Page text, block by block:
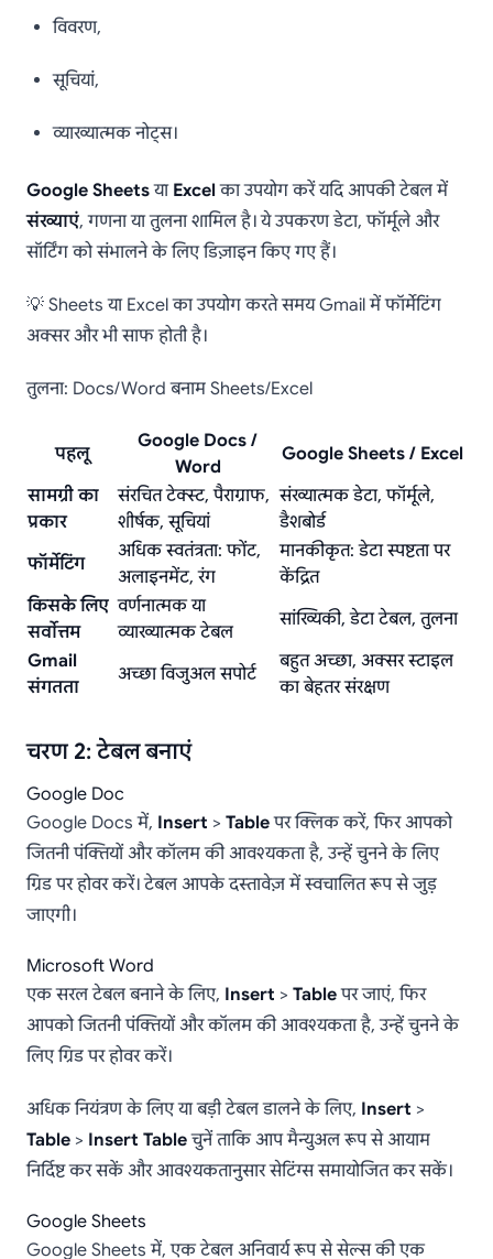
विवरण,
सूचियां,
व्याख्यात्मक नोट्स।
Google Sheetsया Excelका उपयोग करें यदि आपकी टेबल में
संख्याएं, गणना या तुलना शामिल है। ये उपकरण डेटा, फॉर्मूले और
सॉर्टिंग को संभालने के लिए डिज़ाइन किए गए हैं।
💡 Sheets या Excel का उपयोग करते समय Gmail में फॉर्मेटिंग
अक्सर और भी साफ होती है।
तुलना: Docs/Word बनाम Sheets/Excel
पहलू
Google Docs /
Word
Google Sheets / Excel
सामग्री का
प्रकार
संरचित टेक्स्ट, पैराग्राफ,
शीर्षक, सूचियां
संख्यात्मक डेटा, फॉर्मूले,
डैशबोर्ड
फॉर्मेटिंग
अधिक स्वतंत्रता: फोंट,
अलाइनमेंट, रंग
मानकीकृत: डेटा स्पष्टता पर
केंद्रित
किसके लिए
सर्वोत्तम
वर्णनात्मक या
व्याख्यात्मक टेबल
सांख्यिकी, डेटा टेबल, तुलना
Gmail
संगतता
अच्छा विजुअल सपोर्ट
बहुत अच्छा, अक्सर स्टाइल
का बेहतर संरक्षण
चरण 2: टेबल बनाएं
Google Doc
Google Docs में, Insert > Tableपर क्लिक करें, फिर आपको
जितनी पंक्तियों और कॉलम की आवश्यकता है, उन्हें चुनने के लिए
ग्रिड पर होवर करें। टेबल आपके दस्तावेज़ में स्वचालित रूप से जुड़
जाएगी।
Microsoft Word
एक सरल टेबल बनाने के लिए, Insert > Tableपर जाएं, फिर
आपको जितनी पंक्तियों और कॉलम की आवश्यकता है, उन्हें चुनने के
लिए ग्रिड पर होवर करें।
अधिक नियंत्रण के लिए या बड़ी टेबल डालने के लिए, Insert >
Table > Insert Tableचुनें ताकि आप मैन्युअल रूप से आयाम
निर्दिष्ट कर सकें और आवश्यकतानुसार सेटिंग्स समायोजित कर सकें।
Google Sheets
Google Sheets में, एक टेबल अनिवार्य रूप से सेल्स की एक